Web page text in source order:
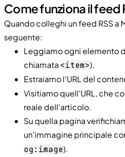
Come funziona il feed
Quando colleghi un feed RSS a
seguente:
Leggiamo ogni elemento
chiamata <item>).
Estraiamo l'URL del
Visitiamo quell'URL, che
reale dell'articolo.
Su quella pagina
un'immagine principale
og:image).